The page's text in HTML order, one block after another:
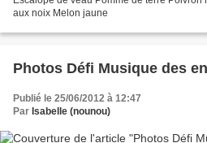
aux noix Melon jaune
Photos Défi Musique des
Publié le 25/06/2012 à 12:47
Par Isabelle (nounou)